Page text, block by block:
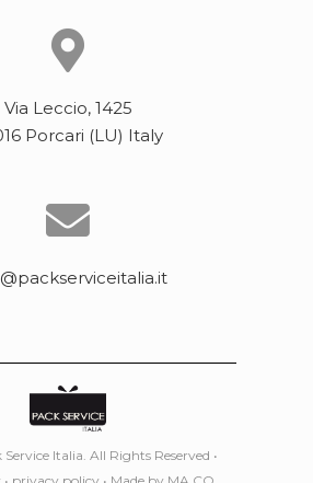
Via Leccio, 1425
Porcari (LU) Italy
Italia. All Rights Reserved •